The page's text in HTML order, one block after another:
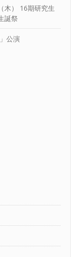
木） 16期研究生
誕祭
公演